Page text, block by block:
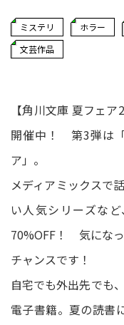
ミステリ ホラー
文芸作品
【角川文庫 夏フェ
開催中！ 第3弾は
ア」。
メディアミックスで
い人気シリーズな
70%OFF！ 気にな
チャンスです！
自宅でも外出先でも
電子書籍。夏の読書